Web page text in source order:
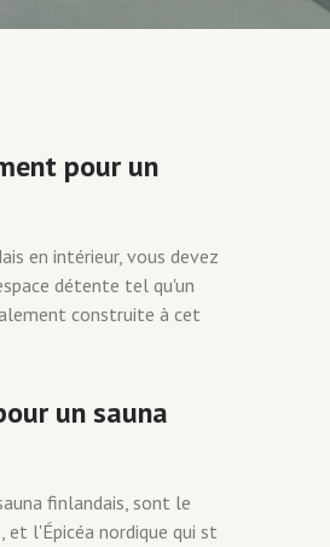
pour un
en intérieur, vous devez
détente tel qu'un
construite à cet
un sauna
finlandais, sont le
et l'Épicéa nordique qui st